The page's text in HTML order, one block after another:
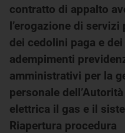
contratto di appalto
l’erogazione di servizi
dei cedolini paga e
adempimenti
amministrativi per la
personale dell’Autorità
elettrica il gas e il
Riapertura procedura